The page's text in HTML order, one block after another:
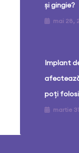
și gingie?
mai 28,
Implant
poți
martie